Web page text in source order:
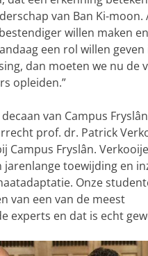
van Ban Ki-moon.
willen maken
een rol willen geven
dan moeten we nu de
opleiden.”
van Campus
prof. dr. Patrick
Campus Fryslân.
jarenlange toewijding en
Onze
van een van de meest
experts en dat is echt